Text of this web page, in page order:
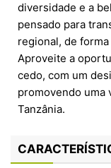
diversidade e a
pensado para
regional, de
Aproveite a
cedo, com um
promovendo uma
Tanzânia.